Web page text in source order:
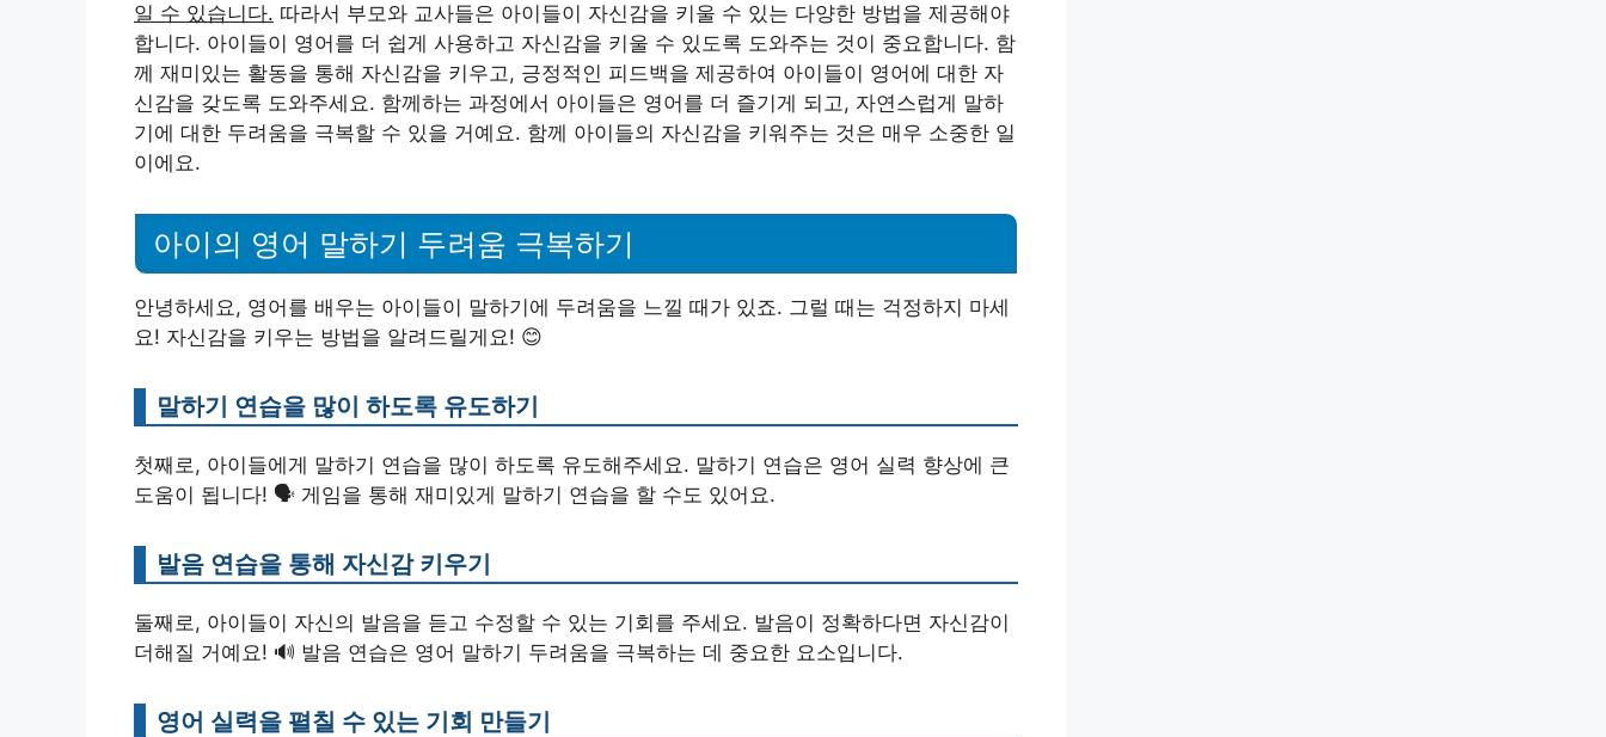
일 수 있습니다. 따라서 부모와 교사들은 아이들이 자신감을 키울 수 있는 다양한 방법을 제공해야
합니다. 아이들이 영어를 더 쉽게 사용하고 자신감을 키울 수 있도록 도와주는 것이 중요합니다. 함
께 재미있는 활동을 통해 자신감을 키우고, 긍정적인 피드백을 제공하여 아이들이 영어에 대한 자
신감을 갖도록 도와주세요. 함께하는 과정에서 아이들은 영어를 더 즐기게 되고, 자연스럽게 말하
기에 대한 두려움을 극복할 수 있을 거예요. 함께 아이들의 자신감을 키워주는 것은 매우 소중한 일
이에요.
아이의 영어 말하기 두려움 극복하기
안녕하세요, 영어를 배우는 아이들이 말하기에 두려움을 느낄 때가 있죠. 그럴 때는 걱정하지 마세
요! 자신감을 키우는 방법을 알려드릴게요! 😊
말하기 연습을 많이 하도록 유도하기
첫째로, 아이들에게 말하기 연습을 많이 하도록 유도해주세요. 말하기 연습은 영어 실력 향상에 큰
도움이 됩니다! 🗣️ 게임을 통해 재미있게 말하기 연습을 할 수도 있어요.
발음 연습을 통해 자신감 키우기
둘째로, 아이들이 자신의 발음을 듣고 수정할 수 있는 기회를 주세요. 발음이 정확하다면 자신감이
더해질 거예요! 🔊 발음 연습은 영어 말하기 두려움을 극복하는 데 중요한 요소입니다.
영어 실력을 펼칠 수 있는 기회 만들기